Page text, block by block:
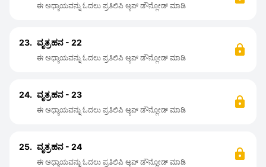
ಈ ಅಧ್ಯಾಯವನ್ನು ಓದಲು ಪ್ರತಿಲಿಪಿ ಆ್ಯಪ್ ಡೌನ್ಲೋಡ್ ಮಾಡಿ
23. ವೃತ್ರಹನ - 22
ಈ ಅಧ್ಯಾಯವನ್ನು ಓದಲು ಪ್ರತಿಲಿಪಿ ಆ್ಯಪ್ ಡೌನ್ಲೋಡ್ ಮಾಡಿ
24. ವೃತ್ರಹನ - 23
ಈ ಅಧ್ಯಾಯವನ್ನು ಓದಲು ಪ್ರತಿಲಿಪಿ ಆ್ಯಪ್ ಡೌನ್ಲೋಡ್ ಮಾಡಿ
25. ವೃತ್ರಹನ - 24
ಈ ಅಧ್ಯಾಯವನ್ನು ಓದಲು ಪ್ರತಿಲಿಪಿ ಆ್ಯಪ್ ಡೌನ್ಲೋಡ್ ಮಾಡಿ